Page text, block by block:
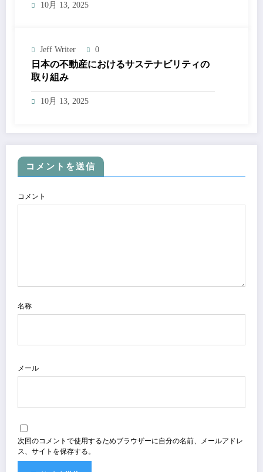
10月 13, 2025
Jeff Writer 0
日本の不動産におけるサステナビリティの
取り組み
10月 13, 2025
コメントを送信
コメント
名称
メール
次回のコメントで使用するためブラウザーに自分の名前、メールアドレ
ス、サイトを保存する。